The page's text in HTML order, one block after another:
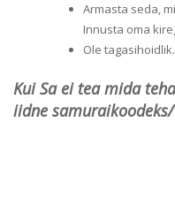
Armasta seda,
Innusta oma
Ole
Kui Sa ei tea mida
iidne samuraikoodeks/